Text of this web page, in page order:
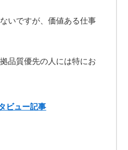
いですが、価値ある仕事
品質優先の人には特にお
ビュー記事